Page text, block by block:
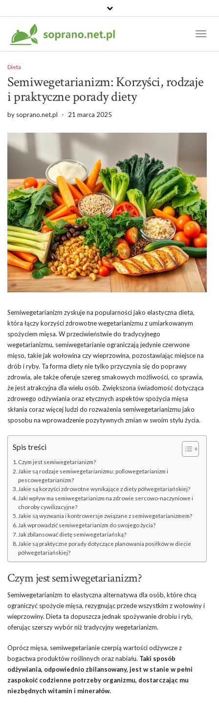
Dieta
Semiwegetarianizm: Korzyści, rodzaje
i praktyczne porady diety
by soprano.net.pl - 21 marca 2025
Semiwegetarianizm zyskuje na popularności jako elastyczna dieta,
która łączy korzyści zdrowotne wegetarianizmu z umiarkowanym
spożyciem mięsa. W przeciwieństwie do tradycyjnego
wegetarianizmu, semiwegetarianie ograniczają jedynie czerwone
mięso, takie jak wołowina czy wieprzowina, pozostawiając miejsce na
drób i ryby. Ta forma diety nie tylko przyczynia się do poprawy
zdrowia, ale także oferuje szereg smakowych możliwości, co sprawia,
że jest atrakcyjna dla wielu osób. Zwiększona świadomość dotycząca
zdrowego odżywiania oraz etycznych aspektów spożycia mięsa
skłania coraz więcej ludzi do rozważenia semiwegetarianizmu jako
sposobu na wprowadzenie pozytywnych zmian w swoim stylu życia.
Spis treści
Czym jest semiwegetarianizm?
Jakie są rodzaje semiwegetarianizmu: pollowegetarianizm i
pescowegetarianizm?
Jakie są korzyści zdrowotne wynikające z diety półwegetariańskiej?
Jaki wpływ ma semiwegetarianizm na zdrowie sercowo-naczyniowe i
choroby cywilizacyjne?
Jakie są wyzwania i kontrowersje związane z semiwegetarianizmem?
Jak wprowadzić semiwegetarianizm do swojego życia?
Jak zbilansować dietę semiwegetariańską?
Jakie są praktyczne porady dotyczące planowania posiłków w diecie
półwegetariańskiej?
Czym jest semiwegetarianizm?
Semiwegetarianizm to elastyczna alternatywa dla osób, które chcą
ograniczyć spożycie mięsa, rezygnując przede wszystkim z wołowiny i
wieprzowiny. Dieta ta dopuszcza jednak spożywanie drobiu i ryb,
oferując szerszy wybór niż tradycyjny wegetarianizm.
Oprócz mięsa, semiwegetarianie czerpią wartości odżywcze z
bogactwa produktów roślinnych oraz nabiału. Taki sposób
odżywiania, odpowiednio zbilansowany, jest w stanie w pełni
zaspokoić codzienne potrzeby organizmu, dostarczając mu
niezbędnych witamin i minerałów.